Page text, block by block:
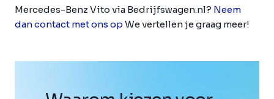
Mercedes-Benz Vito via Bedrijfswagen.nl? Neem
dan contact met ons op We vertellen je graag meer!